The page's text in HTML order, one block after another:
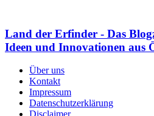
Land der Erfinder - Das
Ideen und Innovationen aus
Über uns
Kontakt
Impressum
Datenschutzerklärung